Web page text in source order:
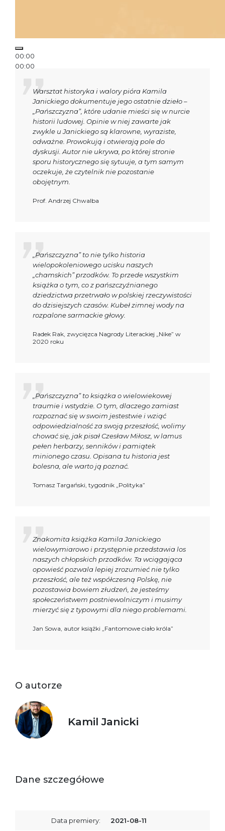
00:00
00:00
Warsztat historyka i walory pióra Kamila
Janickiego dokumentuje jego ostatnie dzieło –
„Pańszczyzna”, które udanie mieści się w nurcie
historii ludowej. Opinie w niej zawarte jak
zwykle u Janickiego są klarowne, wyraziste,
odważne. Prowokują i otwierają pole do
dyskusji. Autor nie ukrywa, po której stronie
sporu historycznego się sytuuje, a tym samym
oczekuje, że czytelnik nie pozostanie
obojętnym.
Prof. Andrzej Chwalba
„Pańszczyzna” to nie tylko historia
wielopokoleniowego ucisku naszych
„chamskich” przodków. To przede wszystkim
książka o tym, co z pańszczyźnianego
dziedzictwa przetrwało w polskiej rzeczywistości
do dzisiejszych czasów. Kubeł zimnej wody na
rozpalone sarmackie głowy.
Radek Rak, zwycięzca Nagrody Literackiej „Nike” w
2020 roku
„Pańszczyzna” to książka o wielowiekowej
traumie i wstydzie. O tym, dlaczego zamiast
rozpoznać się w swoim jestestwie i wziąć
odpowiedzialność za swoją przeszłość, wolimy
chować się, jak pisał Czesław Miłosz, w lamus
pełen herbarzy, senników i pamiątek
minionego czasu. Opisana tu historia jest
bolesna, ale warto ją poznać.
Tomasz Targański, tygodnik „Polityka”
Znakomita książka Kamila Janickiego
wielowymiarowo i przystępnie przedstawia los
naszych chłopskich przodków. Ta wciągająca
opowieść pozwala lepiej zrozumieć nie tylko
przeszłość, ale też współczesną Polskę, nie
pozostawia bowiem złudzeń, że jesteśmy
społeczeństwem postniewolniczym i musimy
mierzyć się z typowymi dla niego problemami.
Jan Sowa, autor książki „Fantomowe ciało króla”
O autorze
Kamil Janicki
Dane szczegółowe
Data premiery: 2021-08-11